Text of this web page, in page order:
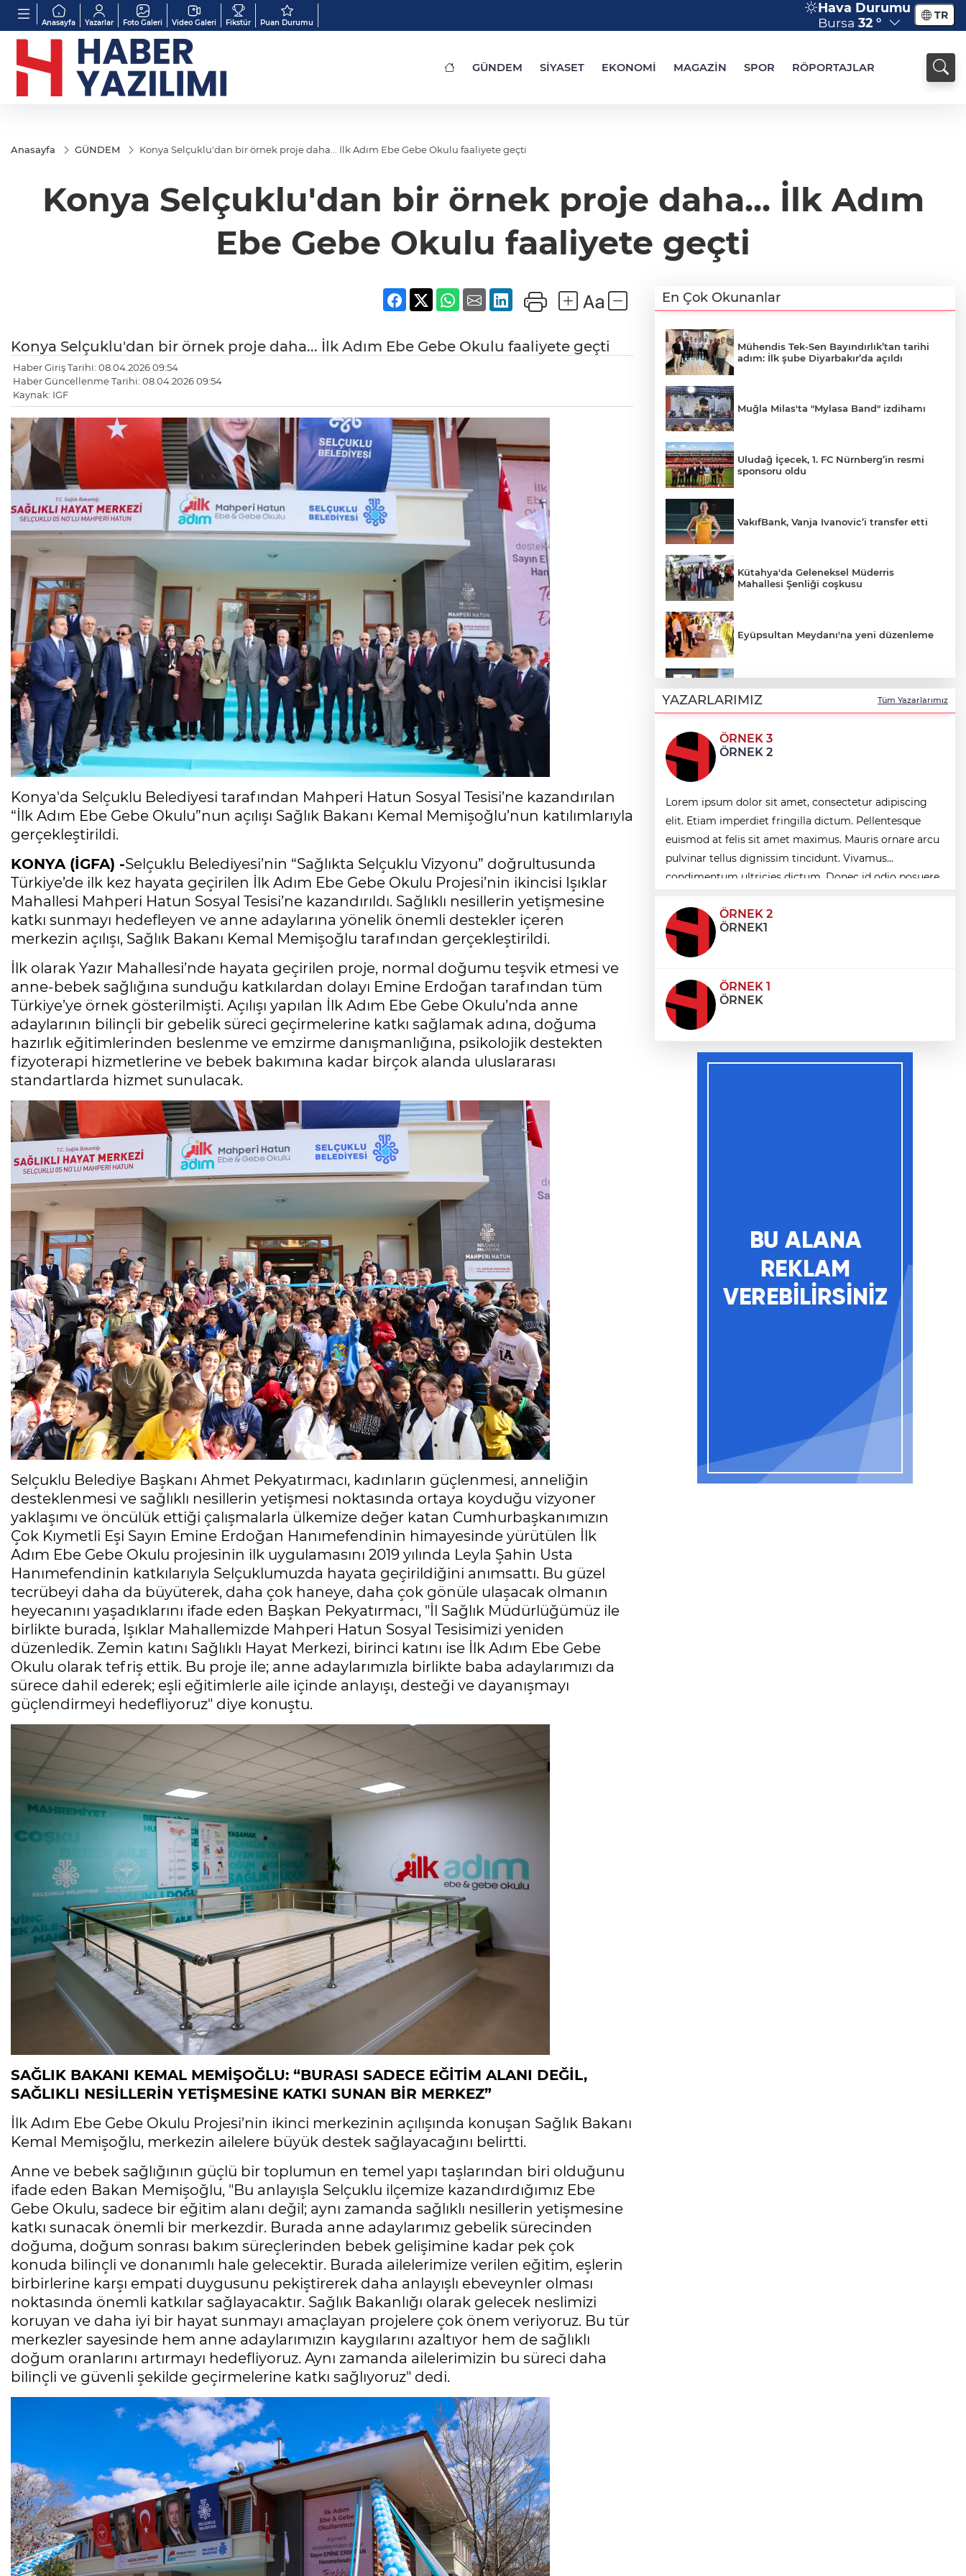
Anasayfa Yazarlar Foto Galeri Video Galeri Fikstür Puan Durumu
Hava Durumu
Bursa 32 ° TR
GÜNDEM SİYASET EKONOMİ MAGAZİN SPOR RÖPORTAJLAR
Anasayfa GÜNDEM Konya Selçuklu'dan bir örnek proje daha... İlk Adım Ebe Gebe Okulu faaliyete geçti
Konya Selçuklu'dan bir örnek proje daha... İlk Adım
Ebe Gebe Okulu faaliyete geçti
Konya Selçuklu'dan bir örnek proje daha... İlk Adım Ebe Gebe Okulu faaliyete geçti
Haber Giriş Tarihi: 08.04.2026 09:54
Haber Güncellenme Tarihi: 08.04.2026 09:54
Kaynak: IGF
Konya'da Selçuklu Belediyesi tarafından Mahperi Hatun Sosyal Tesisi’ne kazandırılan
“İlk Adım Ebe Gebe Okulu”nun açılışı Sağlık Bakanı Kemal Memişoğlu’nun katılımlarıyla
gerçekleştirildi.
KONYA (İGFA) -Selçuklu Belediyesi’nin “Sağlıkta Selçuklu Vizyonu” doğrultusunda
Türkiye’de ilk kez hayata geçirilen İlk Adım Ebe Gebe Okulu Projesi’nin ikincisi Işıklar
Mahallesi Mahperi Hatun Sosyal Tesisi’ne kazandırıldı. Sağlıklı nesillerin yetişmesine
katkı sunmayı hedefleyen ve anne adaylarına yönelik önemli destekler içeren
merkezin açılışı, Sağlık Bakanı Kemal Memişoğlu tarafından gerçekleştirildi.
İlk olarak Yazır Mahallesi’nde hayata geçirilen proje, normal doğumu teşvik etmesi ve
anne-bebek sağlığına sunduğu katkılardan dolayı Emine Erdoğan tarafından tüm
Türkiye’ye örnek gösterilmişti. Açılışı yapılan İlk Adım Ebe Gebe Okulu’nda anne
adaylarının bilinçli bir gebelik süreci geçirmelerine katkı sağlamak adına, doğuma
hazırlık eğitimlerinden beslenme ve emzirme danışmanlığına, psikolojik destekten
fizyoterapi hizmetlerine ve bebek bakımına kadar birçok alanda uluslararası
standartlarda hizmet sunulacak.
Selçuklu Belediye Başkanı Ahmet Pekyatırmacı, kadınların güçlenmesi, anneliğin
desteklenmesi ve sağlıklı nesillerin yetişmesi noktasında ortaya koyduğu vizyoner
yaklaşımı ve öncülük ettiği çalışmalarla ülkemize değer katan Cumhurbaşkanımızın
Çok Kıymetli Eşi Sayın Emine Erdoğan Hanımefendinin himayesinde yürütülen İlk
Adım Ebe Gebe Okulu projesinin ilk uygulamasını 2019 yılında Leyla Şahin Usta
Hanımefendinin katkılarıyla Selçuklumuzda hayata geçirildiğini anımsattı. Bu güzel
tecrübeyi daha da büyüterek, daha çok haneye, daha çok gönüle ulaşacak olmanın
heyecanını yaşadıklarını ifade eden Başkan Pekyatırmacı, "İl Sağlık Müdürlüğümüz ile
birlikte burada, Işıklar Mahallemizde Mahperi Hatun Sosyal Tesisimizi yeniden
düzenledik. Zemin katını Sağlıklı Hayat Merkezi, birinci katını ise İlk Adım Ebe Gebe
Okulu olarak tefriş ettik. Bu proje ile; anne adaylarımızla birlikte baba adaylarımızı da
sürece dahil ederek; eşli eğitimlerle aile içinde anlayışı, desteği ve dayanışmayı
güçlendirmeyi hedefliyoruz" diye konuştu.
SAĞLIK BAKANI KEMAL MEMİŞOĞLU: “BURASI SADECE EĞİTİM ALANI DEĞİL,
SAĞLIKLI NESİLLERİN YETİŞMESİNE KATKI SUNAN BİR MERKEZ”
İlk Adım Ebe Gebe Okulu Projesi’nin ikinci merkezinin açılışında konuşan Sağlık Bakanı
Kemal Memişoğlu, merkezin ailelere büyük destek sağlayacağını belirtti.
Anne ve bebek sağlığının güçlü bir toplumun en temel yapı taşlarından biri olduğunu
ifade eden Bakan Memişoğlu, "Bu anlayışla Selçuklu ilçemize kazandırdığımız Ebe
Gebe Okulu, sadece bir eğitim alanı değil; aynı zamanda sağlıklı nesillerin yetişmesine
katkı sunacak önemli bir merkezdir. Burada anne adaylarımız gebelik sürecinden
doğuma, doğum sonrası bakım süreçlerinden bebek gelişimine kadar pek çok
konuda bilinçli ve donanımlı hale gelecektir. Burada ailelerimize verilen eğitim, eşlerin
birbirlerine karşı empati duygusunu pekiştirerek daha anlayışlı ebeveynler olması
noktasında önemli katkılar sağlayacaktır. Sağlık Bakanlığı olarak gelecek neslimizi
koruyan ve daha iyi bir hayat sunmayı amaçlayan projelere çok önem veriyoruz. Bu tür
merkezler sayesinde hem anne adaylarımızın kaygılarını azaltıyor hem de sağlıklı
doğum oranlarını artırmayı hedefliyoruz. Aynı zamanda ailelerimizin bu süreci daha
bilinçli ve güvenli şekilde geçirmelerine katkı sağlıyoruz" dedi.
En Çok Okunanlar
Mühendis Tek-Sen Bayındırlık’tan tarihi
adım: İlk şube Diyarbakır’da açıldı
Muğla Milas'ta "Mylasa Band" izdihamı
Uludağ İçecek, 1. FC Nürnberg’in resmi
sponsoru oldu
VakıfBank, Vanja Ivanovic’i transfer etti
Kütahya'da Geleneksel Müderris
Mahallesi Şenliği coşkusu
Eyüpsultan Meydanı'na yeni düzenleme
komisyondan geçti
Muhtarlardan makarna yarışı
Siyasetçilere taş çıkartan Vali
Deniz ekosistemini koruyacak proje
YAZARLARIMIZ Tüm Yazarlarımız
ÖRNEK 3
ÖRNEK 2
Lorem ipsum dolor sit amet, consectetur adipiscing
elit. Etiam imperdiet fringilla dictum. Pellentesque
euismod at felis sit amet maximus. Mauris ornare arcu
pulvinar tellus dignissim tincidunt. Vivamus
condimentum ultricies dictum. Donec id odio posuere,
ÖRNEK 2
ÖRNEK1
ÖRNEK 1
ÖRNEK